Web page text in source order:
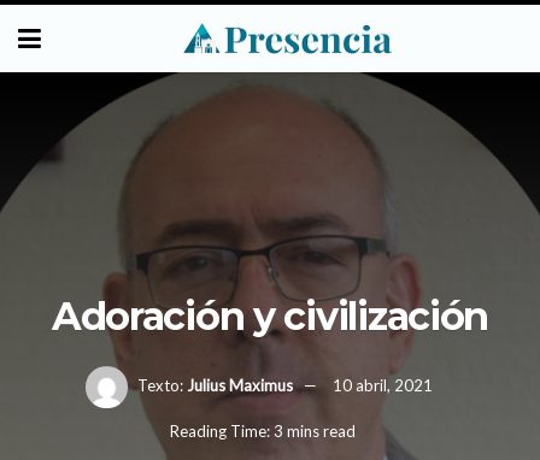
Adoración y civilización
Texto: Julius Maximus 10 abril, 2021
Reading Time: 3 mins read